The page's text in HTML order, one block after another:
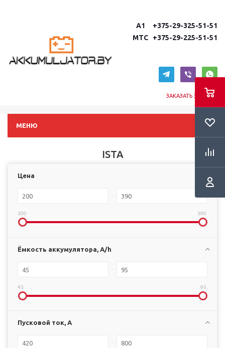
A1 +375-29-325-51-51
MTC +375-29-225-51-51
ЗАКАЗАТЬ ЗВОНОК
МЕНЮ
ISTA
Цена
200 390
Ёмкость аккумулятора, A/h
45 95
Пусковой ток, А